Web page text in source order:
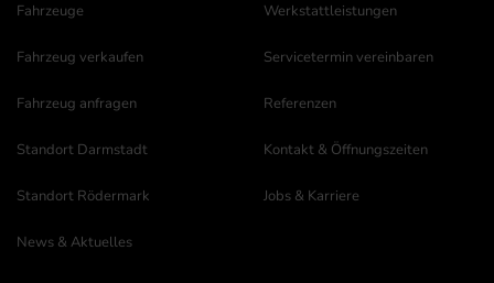
Fahrzeuge
Fahrzeug verkaufen
Fahrzeug anfragen
Werkstattleistungen
Servicetermin vereinbaren
Referenzen
Standort Darmstadt
Standort Rödermark
News & Aktuelles
Kontakt & Öffnungszeiten
Jobs & Karriere